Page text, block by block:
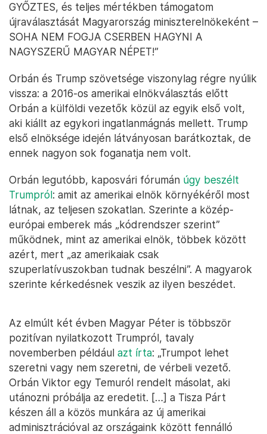
GYŐZTES, és teljes mértékben támogatom
újraválasztását Magyarország miniszterelnökeként –
SOHA NEM FOGJA CSERBEN HAGYNI A
NAGYSZERŰ MAGYAR NÉPET!”
Orbán és Trump szövetsége viszonylag régre nyúlik
vissza: a 2016-os amerikai elnökválasztás előtt
Orbán a külföldi vezetők közül az egyik első volt,
aki kiállt az egykori ingatlanmágnás mellett. Trump
első elnöksége idején látványosan barátkoztak, de
ennek nagyon sok foganatja nem volt.
Orbán legutóbb, kaposvári fórumán úgy beszélt
Trumpról: amit az amerikai elnök környékéről most
látnak, az teljesen szokatlan. Szerinte a közép-
európai emberek más „kódrendszer szerint”
működnek, mint az amerikai elnök, többek között
azért, mert „az amerikaiak csak
szuperlatívuszokban tudnak beszélni”. A magyarok
szerinte kérkedésnek veszik az ilyen beszédet.
Az elmúlt két évben Magyar Péter is többször
pozitívan nyilatkozott Trumpról, tavaly
novemberben például azt írta: „Trumpot lehet
szeretni vagy nem szeretni, de vérbeli vezető.
Orbán Viktor egy Temuról rendelt másolat, aki
utánozni próbálja az eredetit. […] a Tisza Párt
készen áll a közös munkára az új amerikai
adminisztrációval az országaink között fennálló